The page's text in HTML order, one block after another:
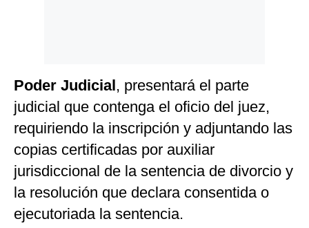
Poder Judicial, presentará el parte
judicial que contenga el oficio del juez,
requiriendo la inscripción y adjuntando las
copias certificadas por auxiliar
jurisdiccional de la sentencia de divorcio y
la resolución que declara consentida o
ejecutoriada la sentencia.